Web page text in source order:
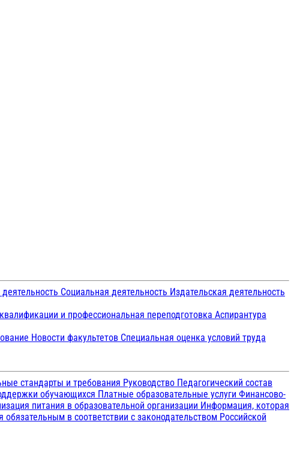
Социальная деятельность Издательская деятельность
и профессиональная переподготовка Аспирантура
Новости факультетов Специальная оценка условий труда
стандарты и требования Руководство Педагогический состав
обучающихся Платные образовательные услуги Финансово-
питания в образовательной организации Информация, которая
в соответствии с законодательством Российской